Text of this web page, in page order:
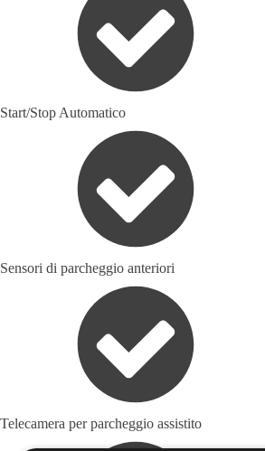
Start/Stop Automatico
Sensori di parcheggio anteriori
Telecamera per parcheggio assistito